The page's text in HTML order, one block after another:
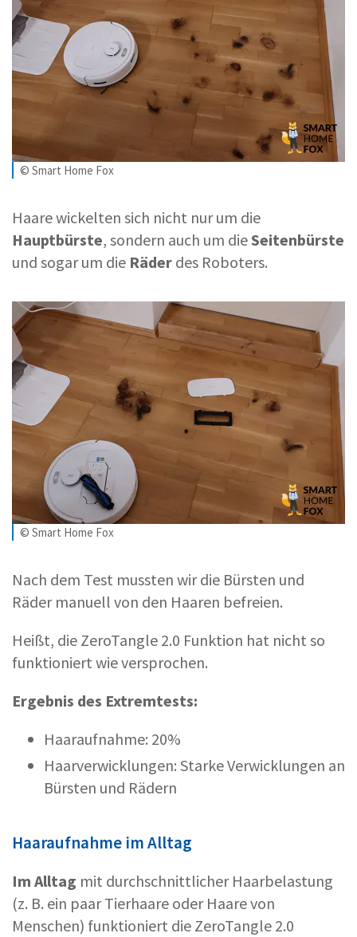
© Smart Home Fox
Haare wickelten sich nicht nur um die
Hauptbürste, sondern auch um dieSeitenbürste
und sogar um die Räder des Roboters.
© Smart Home Fox
Nach dem Test mussten wir die Bürsten und
Räder manuell von den Haaren befreien.
Heißt, die ZeroTangle 2.0 Funktion hat nicht so
funktioniert wie versprochen.
Ergebnis des Extremtests:
Haaraufnahme: 20%
Haarverwicklungen: Starke Verwicklungen an
Bürsten und Rädern
Haaraufnahme im Alltag
Im Alltag mit durchschnittlicher Haarbelastung
(z. B. ein paar Tierhaare oder Haare von
Menschen) funktioniert die ZeroTangle 2.0